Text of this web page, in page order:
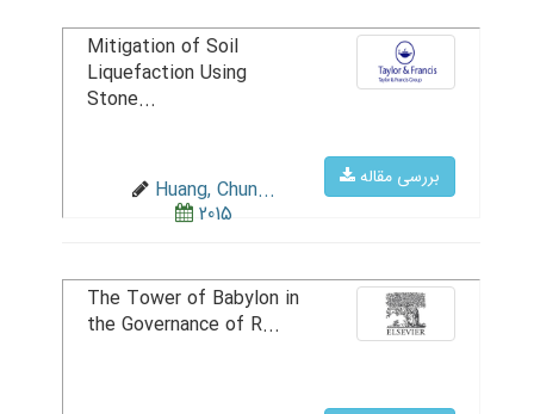
بررسی مقاله
Mitigation of Soil
Liquefaction Using
Stone...
Huang, Chun...
2015
The Tower of Babylon in
the Governance of R...